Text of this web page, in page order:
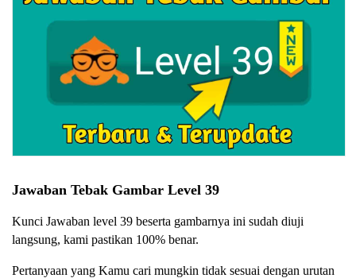
Jawaban Tebak Gambar Level 39
Kunci Jawaban level 39 beserta gambarnya ini sudah diuji
langsung, kami pastikan 100% benar.
Pertanyaan yang Kamu cari mungkin tidak sesuai dengan urutan